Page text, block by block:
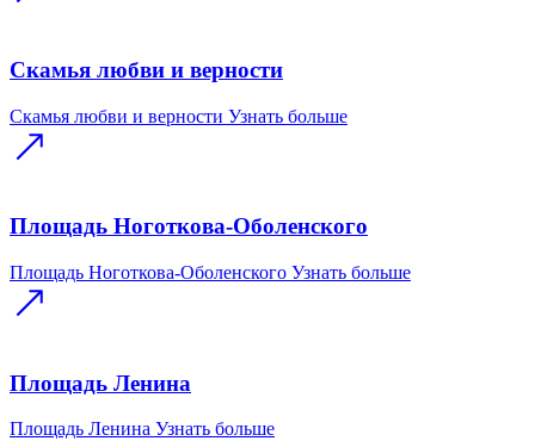
Скамья любви и верности
Скамья любви и верности Узнать больше
Площадь Ноготкова-Оболенского
Площадь Ноготкова-Оболенского Узнать больше
Площадь Ленина
Площадь Ленина Узнать больше